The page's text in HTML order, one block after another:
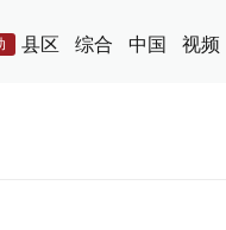
县区 综合 中国 视频